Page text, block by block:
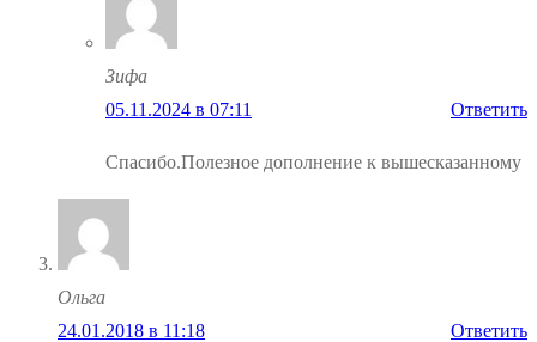
Зифа
05.11.2024 в 07:11
Ответить
Спасибо.Полезное дополнение к вышесказанному
Ольга
24.01.2018 в 11:18
Ответить